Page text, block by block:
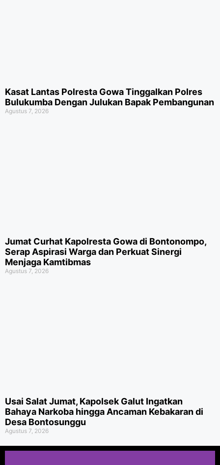
Kasat Lantas Polresta Gowa Tinggalkan Polres
Bulukumba Dengan Julukan Bapak Pembangunan
Agustus 7, 2026
Jumat Curhat Kapolresta Gowa di Bontonompo,
Serap Aspirasi Warga dan Perkuat Sinergi
Menjaga Kamtibmas
Agustus 7, 2026
Usai Salat Jumat, Kapolsek Galut Ingatkan
Bahaya Narkoba hingga Ancaman Kebakaran di
Desa Bontosunggu
Agustus 7, 2026